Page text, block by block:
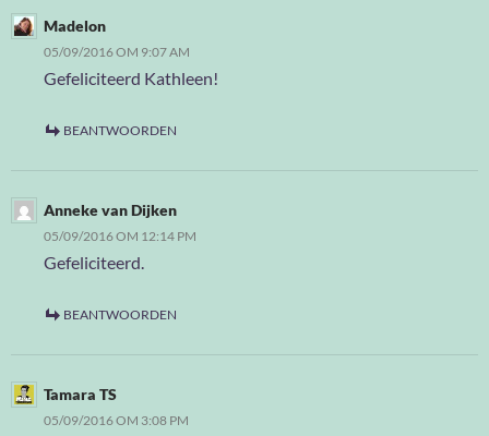
Madelon
05/09/2016 OM 9:07 AM
Gefeliciteerd Kathleen!
BEANTWOORDEN
Anneke van Dijken
05/09/2016 OM 12:14 PM
Gefeliciteerd.
BEANTWOORDEN
Tamara TS
05/09/2016 OM 3:08 PM